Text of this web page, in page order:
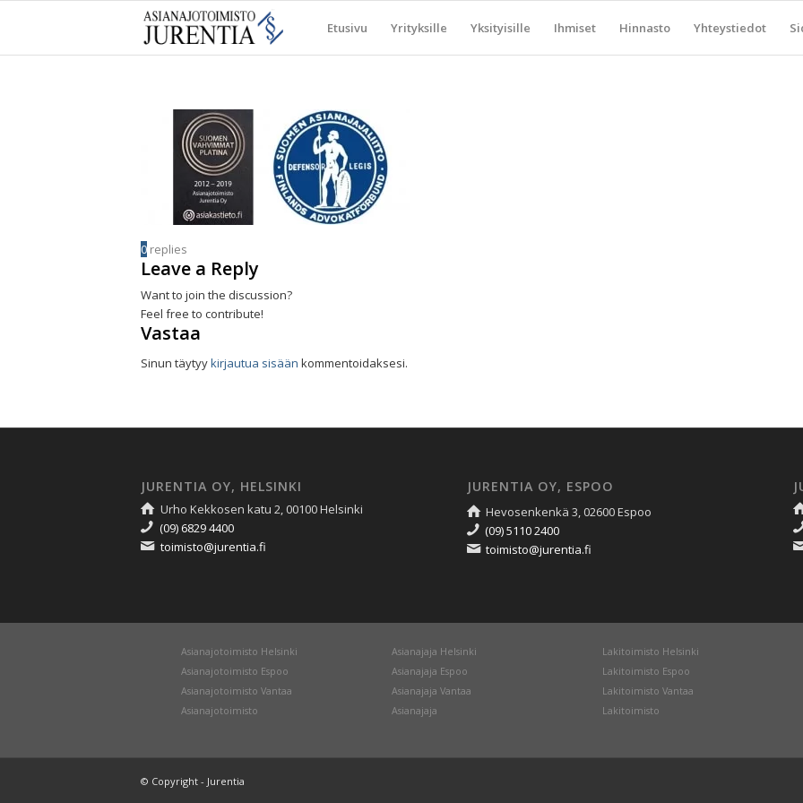
Etusivu Yrityksille Yksityisille Ihmiset Hinnasto Yhteystiedot
0 replies
Leave a Reply
Want to join the discussion?
Feel free to contribute!
Vastaa
Sinun täytyykirjautua sisään kommentoidaksesi.
JURENTIA OY, HELSINKI
Urho Kekkosen katu 2, 00100 Helsinki
(09) 6829 4400
toimisto@jurentia.fi
JURENTIA OY, ESPOO
Hevosenkenkä 3, 02600 Espoo
(09) 5110 2400
toimisto@jurentia.fi
Asianajotoimisto Helsinki
Asianajotoimisto Espoo
Asianajotoimisto Vantaa
Asianajotoimisto
Asianajaja Helsinki
Asianajaja Espoo
Asianajaja Vantaa
Asianajaja
Lakitoimisto Helsinki
Lakitoimisto Espoo
Lakitoimisto Vantaa
Lakitoimisto
© Copyright - Jurentia